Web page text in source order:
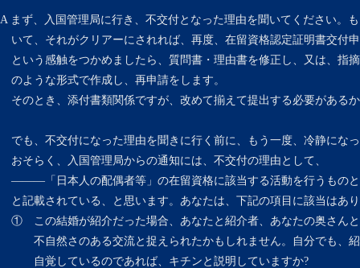
A まず、入国管理局に行き、不交付となった理由を聞いてください。
いて、それがクリアーにされれば、再度、在留資格認定証明書交付
という感触をつかめましたら、質問書・理由書を修正し、又は、指
のような形式で作成し、再申請をします。
そのとき、添付書類関係ですが、改めて揃えて提出する必要がある
でも、不交付になった理由を聞きに行く前に、もう一度、冷静にな
おそらく、入国管理局からの通知には、不交付の理由として、
———「日本人の配偶者等」の在留資格に該当する活動を行うもの
と記載されている、と思います。あなたは、下記の項目に該当はあ
① この結婚が紹介だった場合、あなたと紹介者、あなたの奥さんと
不自然さのある交流と捉えられたかもしれません。自分でも、紹
自覚しているのであれば、キチンと説明していますか?